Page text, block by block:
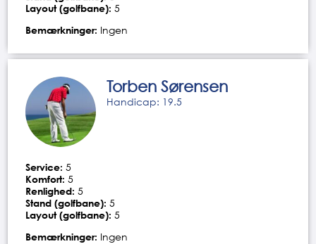
Layout (golfbane): 5
Bemærkninger: Ingen
Torben Sørensen
Handicap: 19.5
Service: 5
Komfort: 5
Renlighed: 5
Stand (golfbane): 5
Layout (golfbane): 5
Bemærkninger: Ingen